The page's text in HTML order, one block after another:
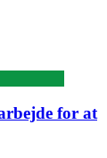
for at